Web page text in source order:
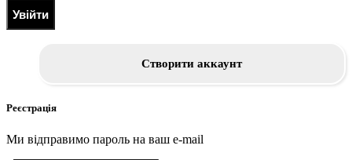
Увійти
Створити аккаунт
Реєстрація
Ми відправимо пароль на ваш e-mail